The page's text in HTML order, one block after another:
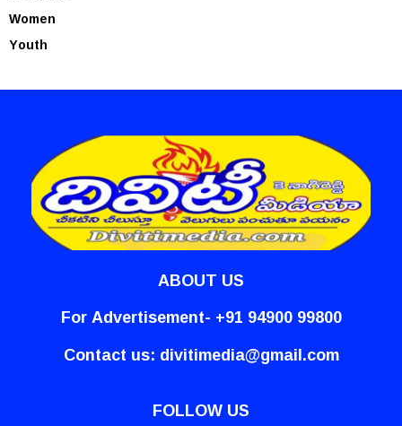
Women
Youth
ABOUT US
For Advertisement- +91 94900 99800
Contact us: divitimedia@gmail.com
FOLLOW US